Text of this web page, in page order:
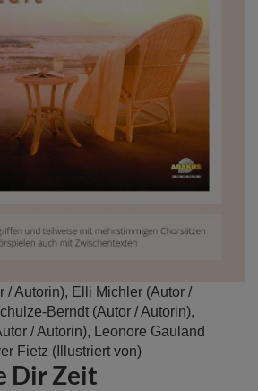
/ Autorin), Elli Michler (Autor /
Berndt (Autor / Autorin),
/ Autorin),
Leonore Gauland
Fietz (Illustriert von)
Dir Zeit